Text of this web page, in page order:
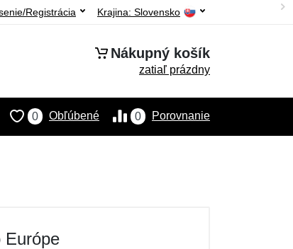
Krajina: Slovensko
Registrácia
Nákupný košík
zatiaľ prázdny
0 Porovnanie
0 Obľúbené
Európe